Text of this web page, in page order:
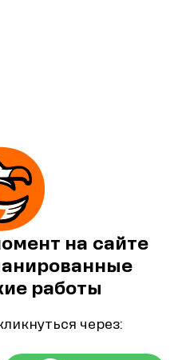
на сайте
работы
через: